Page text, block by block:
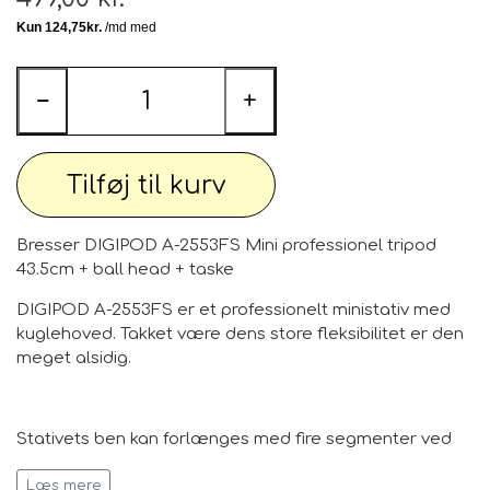
− +
Tilføj til kurv
Bresser DIGIPOD A-2553FS Mini professionel tripod
43.5cm + ball head + taske
DIGIPOD A-2553FS er et professionelt ministativ med
kuglehoved. Takket være dens store fleksibilitet er den
meget alsidig.
Stativets ben kan forlænges med fire segmenter ved
Læs mere